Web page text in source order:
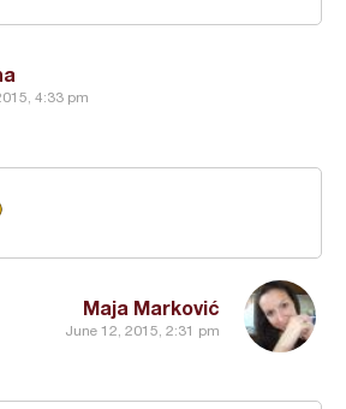
4:33 pm
Maja Marković
June 12, 2015, 2:31 pm